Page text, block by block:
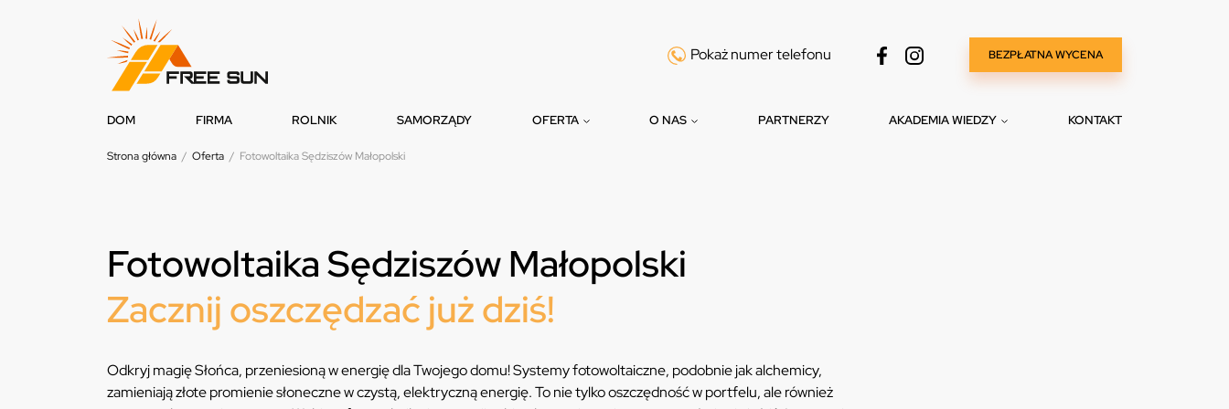
Pokaż numer telefonu BEZPŁATNA WYCENA
DOM FIRMA ROLNIK SAMORZĄDY OFERTA O NAS PARTNERZY AKADEMIA WIEDZY KONTAKT
Strona główna / Oferta / Fotowoltaika Sędziszów Małopolski
Fotowoltaika Sędziszów Małopolski
Zacznij oszczędzać już dziś!
Odkryj magię Słońca, przeniesioną w energię dla Twojego domu! Systemy fotowoltaiczne, podobnie jak alchemicy,
zamieniają złote promienie słoneczne w czystą, elektryczną energię. To nie tylko oszczędność w portfelu, ale również